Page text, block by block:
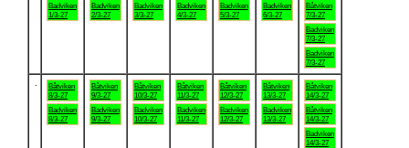
Badviken
1/3-27
Badviken
2/3-27
Badviken
3/3-27
Badviken
4/3-27
Badviken
5/3-27
Badviken
6/3-27
Båtviken
7/3-27
Badviken
7/3-27
Badviken
7/3-27
Båtviken
8/3-27
Badviken
8/3-27
Båtviken
9/3-27
Badviken
9/3-27
Båtviken
10/3-27
Badviken
10/3-27
Båtviken
11/3-27
Badviken
11/3-27
Båtviken
12/3-27
Badviken
12/3-27
Båtviken
13/3-27
Badviken
13/3-27
Båtviken
14/3-27
Båtviken
14/3-27
Badviken
14/3-27